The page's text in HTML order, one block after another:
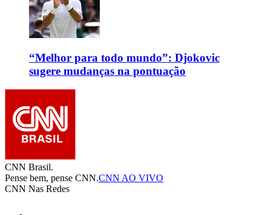
“Melhor para todo mundo”: Djokovic
sugere mudanças na pontuação
CNN Brasil.
Pense bem, pense CNN.CNN AO VIVO
CNN Nas Redes